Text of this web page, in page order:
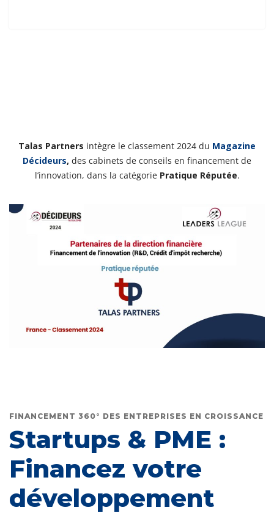
Talas Partners intègre le classement 2024 du Magazine
Décideurs, des cabinets de conseils en financement de
l’innovation, dans la catégorie Pratique Réputée.
FINANCEMENT 360° DES ENTREPRISES EN CROISSANCE
Startups & PME :
Financez votre
développement